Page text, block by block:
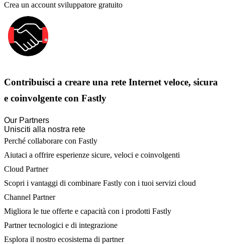
Crea un account sviluppatore gratuito
Contribuisci a creare una rete Internet veloce, sicura
e coinvolgente con Fastly
Our Partners
Unisciti alla nostra rete
Perché collaborare con Fastly
Aiutaci a offrire esperienze sicure, veloci e coinvolgenti
Cloud Partner
Scopri i vantaggi di combinare Fastly con i tuoi servizi cloud
Channel Partner
Migliora le tue offerte e capacità con i prodotti Fastly
Partner tecnologici e di integrazione
Esplora il nostro ecosistema di partner